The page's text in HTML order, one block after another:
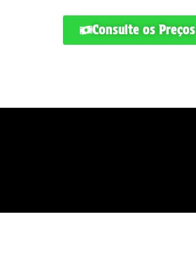
Consulte os Preços